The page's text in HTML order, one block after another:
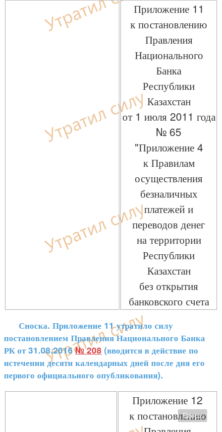
Приложение 11
к постановлению
Правления
Национального
Банка
Республики
Казахстан
от 1 июля 2011 года
№ 65
"Приложение 4
к Правилам
осуществления
безналичных
платежей и
переводов денег
на территории
Республики
Казахстан
без открытия
банковского счета
Сноска. Приложение 11 утратило силу
постановлением Правления Национального Банка
РК от 31.08.2016№ 208 (вводится в действие по
истечении десяти календарных дней после дня его
первого официального опубликования).
Приложение 12
к постановлению
Вверх